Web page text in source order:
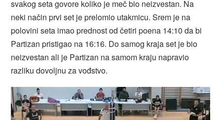
svakog seta govore koliko je meč bio neizvestan. Na
neki način prvi set je prelomio utakmicu. Srem je na
polovini seta imao prednost od četiri poena 14:10 da bi
Partizan pristigao na 16:16. Do samog kraja set je bio
neizvestan ali je Partizan na samom kraju napravio
razliku dovoljnu za vođstvo.